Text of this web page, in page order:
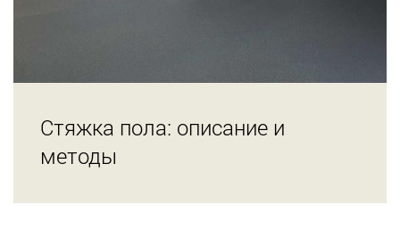
Стяжка пола: описание и
методы